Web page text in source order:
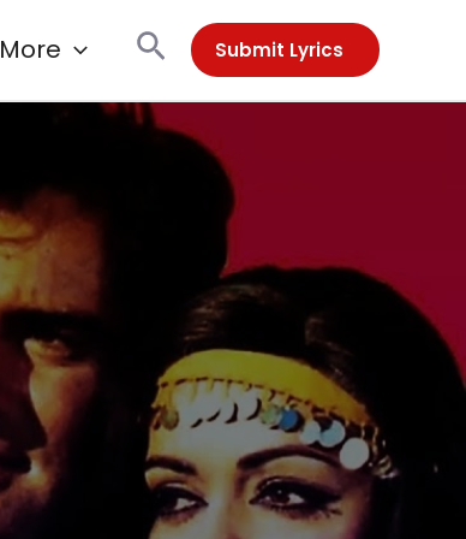
More SearchSubmit Lyrics